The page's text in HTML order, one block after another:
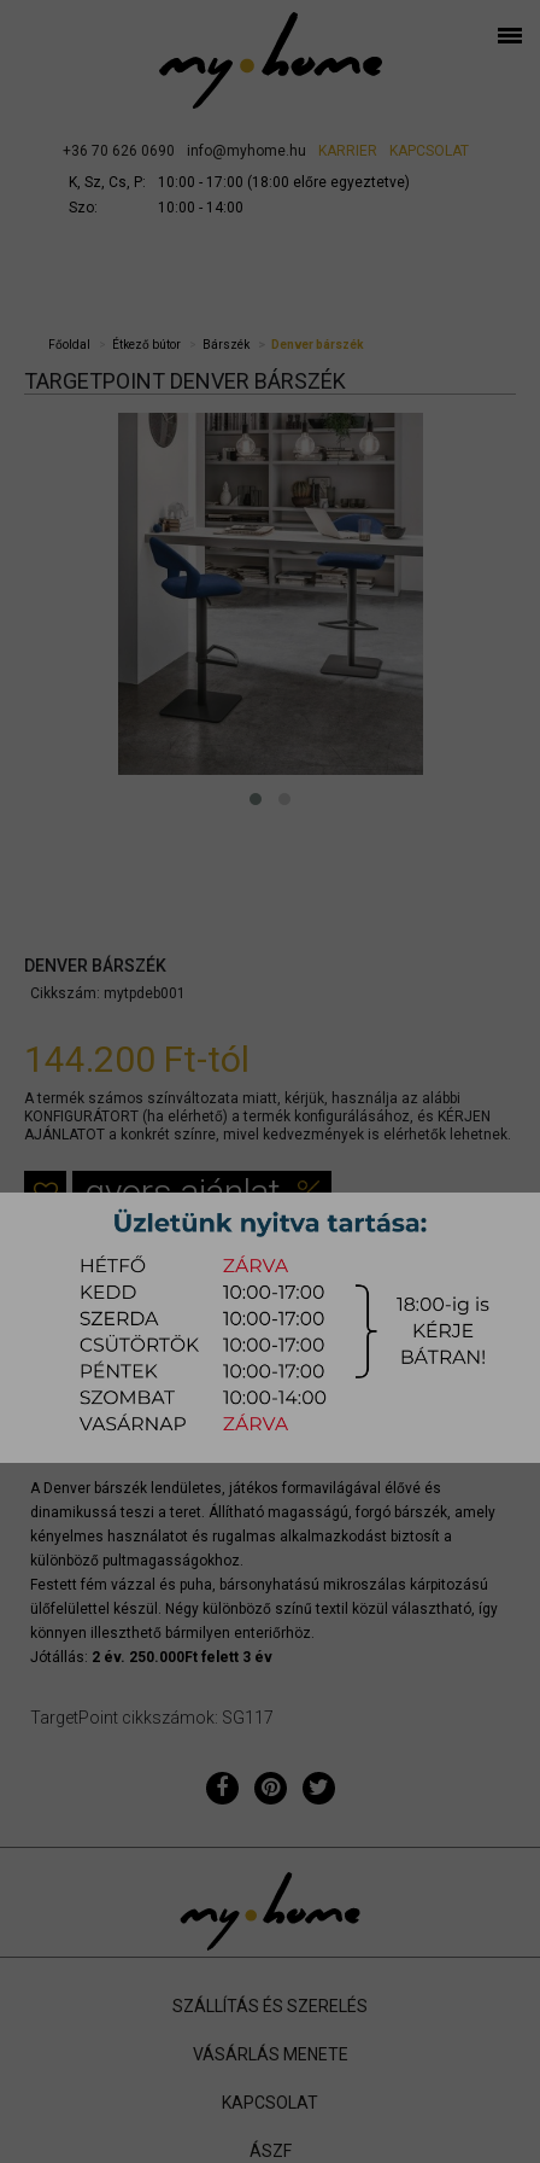
+36 70 626 0690 info@myhome.hu KARRIER
KAPCSOLAT
K, Sz, Cs, P:
10:00 - 17:00 (18:00 előre egyeztetve)
Szo:
10:00 - 14:00
Főoldal Étkező bútor Bárszék Denver bárszék
TARGETPOINT DENVER BÁRSZÉK
DENVER BÁRSZÉK
Cikkszám: mytpdeb001
144.200 Ft-tól
A termék számos színváltozata miatt, kérjük, használja az alábbi
KONFIGURÁTORT (ha elérhető) a termék konfigurálásához, és KÉRJEN
AJÁNLATOT a konkrét színre, mivel kedvezmények is elérhetők lehetnek.
gyors ajánlat
Szállítási módja:
bútorszállító
Készlet info:gyártásra
Szállítás, szerelés díjtáblázat (országos)
Konfigurátor
A Denver bárszék lendületes, játékos formavilágával élővé és
dinamikussá teszi a teret. Állítható magasságú, forgó bárszék, amely
kényelmes használatot és rugalmas alkalmazkodást biztosít a
különböző pultmagasságokhoz.
Festett fém vázzal és puha, bársonyhatású mikroszálas kárpitozású
ülőfelülettel készül. Négy különböző színű textil közül választható, így
könnyen illeszthető bármilyen enteriőrhöz.
Jótállás: 2 év. 250.000Ft felett 3 év
TargetPoint cikkszámok: SG117
SZÁLLÍTÁS ÉS SZERELÉS
VÁSÁRLÁS MENETE
KAPCSOLAT
ÁSZF